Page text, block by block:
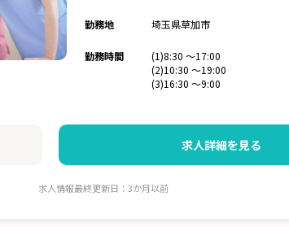
勤務地 埼玉県草加市
勤務時間
(1)8:30 〜17:00
(2)10:30 〜19:00
(3)16:30 〜9:00
求人詳細を見る
求人情報最終更新日：3か月以前